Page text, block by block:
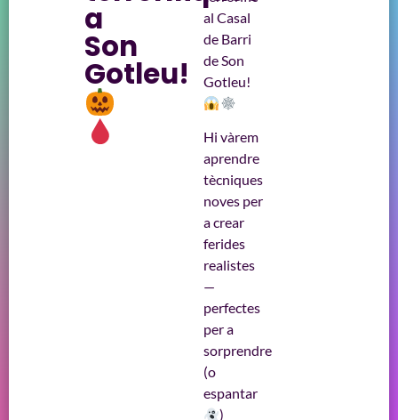
a
Son
Gotleu!
al Casal
de Barri
de Son
Gotleu!
Hi vàrem
aprendre
tècniques
noves per
a crear
ferides
realistes
—
perfectes
per a
sorprendre
(o
espantar
)